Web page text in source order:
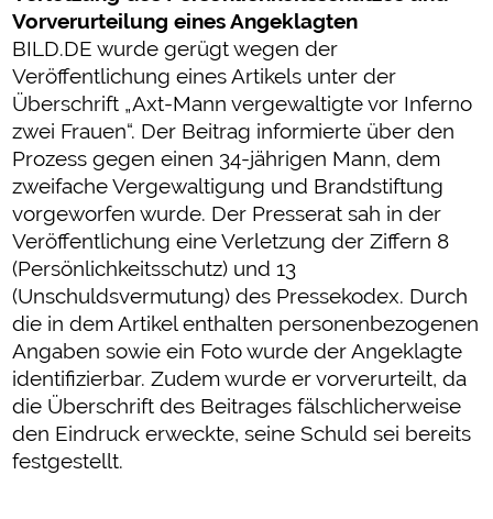
Vorverurteilung eines Angeklagten
BILD.DE wurde gerügt wegen der
Veröffentlichung eines Artikels unter der
Überschrift „Axt-Mann vergewaltigte vor Inferno
zwei Frauen“. Der Beitrag informierte über den
Prozess gegen einen 34-jährigen Mann, dem
zweifache Vergewaltigung und Brandstiftung
vorgeworfen wurde. Der Presserat sah in der
Veröffentlichung eine Verletzung der Ziffern 8
(Persönlichkeitsschutz) und 13
(Unschuldsvermutung) des Pressekodex. Durch
die in dem Artikel enthalten personenbezogenen
Angaben sowie ein Foto wurde der Angeklagte
identifizierbar. Zudem wurde er vorverurteilt, da
die Überschrift des Beitrages fälschlicherweise
den Eindruck erweckte, seine Schuld sei bereits
festgestellt.